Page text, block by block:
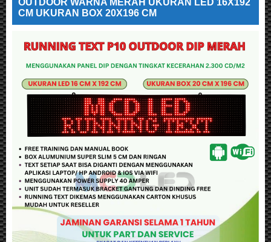
OUTDOOR WARNA MERAH UKURAN LED 16X192
CM UKURAN BOX 20X196 CM